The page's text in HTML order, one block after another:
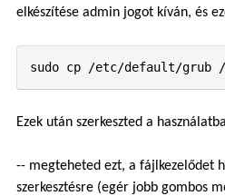
elkészítése admin jogot kíván, és
sudo cp /etc/default/grub /
Ezek után szerkeszted a
-- megteheted ezt, a fájlkezelődet
szerkesztésre (egér jobb gombos